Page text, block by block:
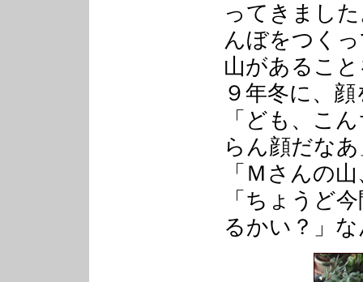
ってきまし
んぼをつく
山があるこ
９年冬に、
「ども、こ
らん顔だな
「Ｍさんの
「ちょうど
るかい？」